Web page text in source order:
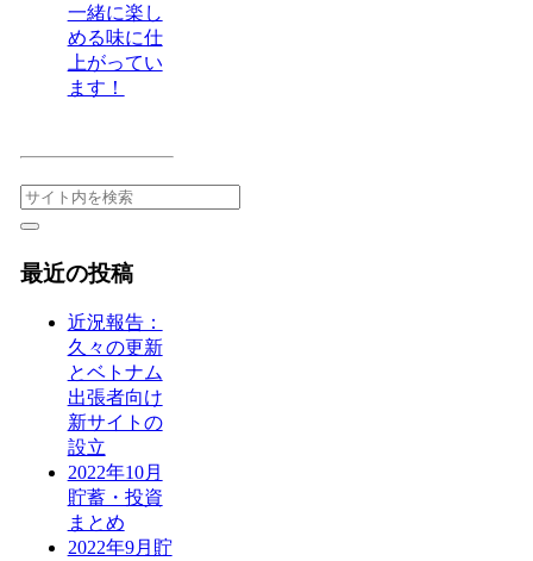
一緒に楽し
める味に仕
上がってい
ます！
最近の投稿
近況報告：
久々の更新
とベトナム
出張者向け
新サイトの
設立
2022年10月
貯蓄・投資
まとめ
2022年9月貯